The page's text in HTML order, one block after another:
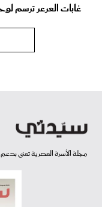
غابات العرعر ترسم
مجلة الأسرة العصرية تعنى